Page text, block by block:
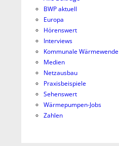
BWP aktuell
Europa
Hörenswert
Interviews
Kommunale Wärmewende
Medien
Netzausbau
Praxisbeispiele
Sehenswert
Wärmepumpen-Jobs
Zahlen